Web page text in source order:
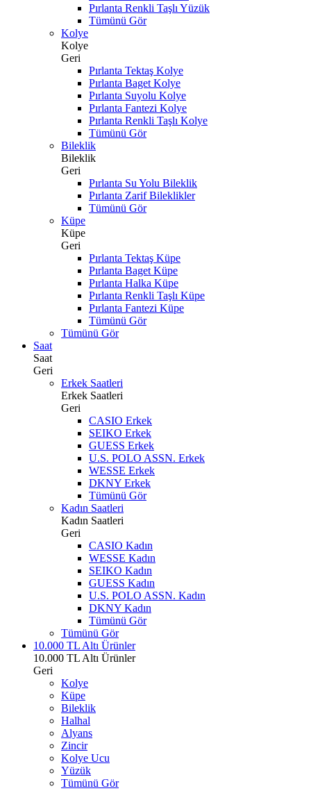
Pırlanta Renkli Taşlı Yüzük
Tümünü Gör
Kolye
Kolye
Geri
Pırlanta Tektaş Kolye
Pırlanta Baget Kolye
Pırlanta Suyolu Kolye
Pırlanta Fantezi Kolye
Pırlanta Renkli Taşlı Kolye
Tümünü Gör
Bileklik
Bileklik
Geri
Pırlanta Su Yolu Bileklik
Pırlanta Zarif Bileklikler
Tümünü Gör
Küpe
Küpe
Geri
Pırlanta Tektaş Küpe
Pırlanta Baget Küpe
Pırlanta Halka Küpe
Pırlanta Renkli Taşlı Küpe
Pırlanta Fantezi Küpe
Tümünü Gör
Tümünü Gör
Saat
Saat
Geri
Erkek Saatleri
Erkek Saatleri
Geri
CASIO Erkek
SEIKO Erkek
GUESS Erkek
U.S. POLO ASSN. Erkek
WESSE Erkek
DKNY Erkek
Tümünü Gör
Kadın Saatleri
Kadın Saatleri
Geri
CASIO Kadın
WESSE Kadın
SEIKO Kadın
GUESS Kadın
U.S. POLO ASSN. Kadın
DKNY Kadın
Tümünü Gör
Tümünü Gör
10.000 TL Altı Ürünler
10.000 TL Altı Ürünler
Geri
Kolye
Küpe
Bileklik
Halhal
Alyans
Zincir
Kolye Ucu
Yüzük
Tümünü Gör